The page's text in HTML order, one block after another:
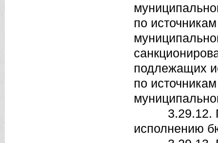
по
подлежащих
по
3.29.12.
исполнению